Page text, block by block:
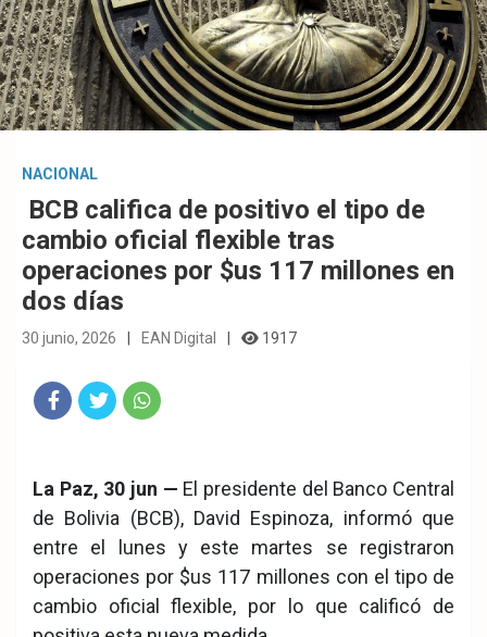
NACIONAL
BCB califica de positivo el tipo de
cambio oficial flexible tras
operaciones por $us 117 millones en
dos días
30 junio, 2026 EAN Digital 1917
ook
tsA
pp
La Paz, 30 jun — El presidente del Banco Central
de Bolivia (BCB), David Espinoza, informó que
entre el lunes y este martes se registraron
operaciones por $us 117 millones con el tipo de
cambio oficial flexible, por lo que calificó de